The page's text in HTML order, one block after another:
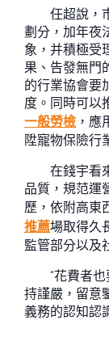
任超說，
劃分，加年夜
象，并積極受
果、告發無門
的行業協會要
度。同時可以
一般勞檢 ，應
陞寵物保險行
在錢宇看
品質，規范運
歷，依附高東
推薦場取得久
監管部分以及
“花費者
持謹嚴，留意
義務的認知認